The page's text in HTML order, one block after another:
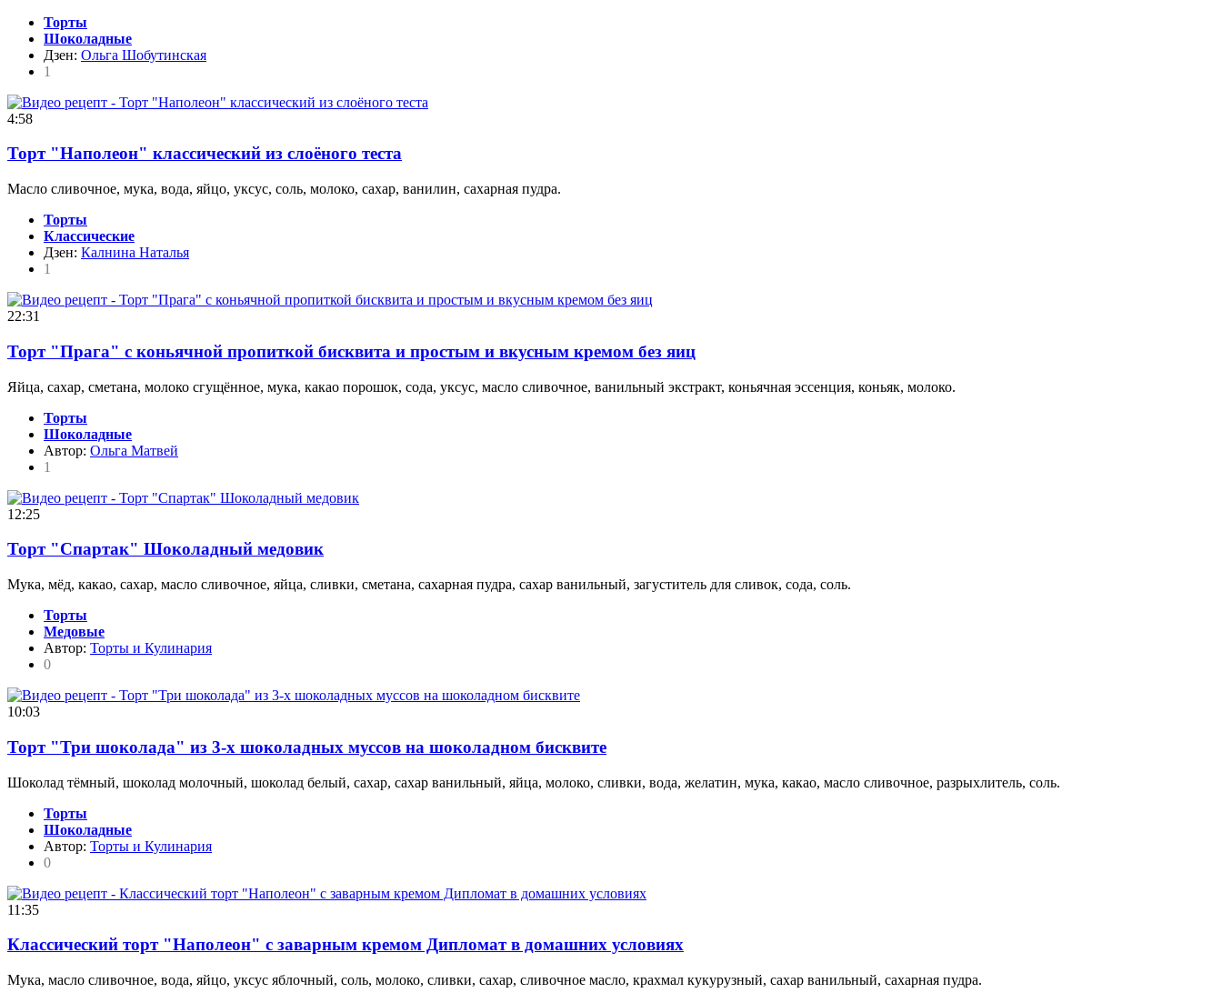
Торты
Шоколадные
Дзен: Ольга Шобутинская
1
4:58
Торт "Наполеон" классический из слоёного теста
Масло сливочное, мука, вода, яйцо, уксус, соль, молоко, сахар, ванилин, сахарная пудра.
Торты
Классические
Дзен: Калнина Наталья
1
22:31
Торт "Прага" с коньячной пропиткой бисквита и простым и вкусным кремом без яиц
Яйца, сахар, сметана, молоко сгущённое, мука, какао порошок, сода, уксус, масло сливочное, ванильный экстракт, коньячная эссенция, коньяк, молоко.
Торты
Шоколадные
Автор: Ольга Матвей
1
12:25
Торт "Спартак" Шоколадный медовик
Мука, мёд, какао, сахар, масло сливочное, яйца, сливки, сметана, сахарная пудра, сахар ванильный, загуститель для сливок, сода, соль.
Торты
Медовые
Автор: Торты и Кулинария
0
10:03
Торт "Три шоколада" из 3-х шоколадных муссов на шоколадном бисквите
Шоколад тёмный, шоколад молочный, шоколад белый, сахар, сахар ванильный, яйца, молоко, сливки, вода, желатин, мука, какао, масло сливочное, разрыхлитель, соль.
Торты
Шоколадные
Автор: Торты и Кулинария
0
11:35
Классический торт "Наполеон" с заварным кремом Дипломат в домашних условиях
Мука, масло сливочное, вода, яйцо, уксус яблочный, соль, молоко, сливки, сахар, сливочное масло, крахмал кукурузный, сахар ванильный, сахарная пудра.